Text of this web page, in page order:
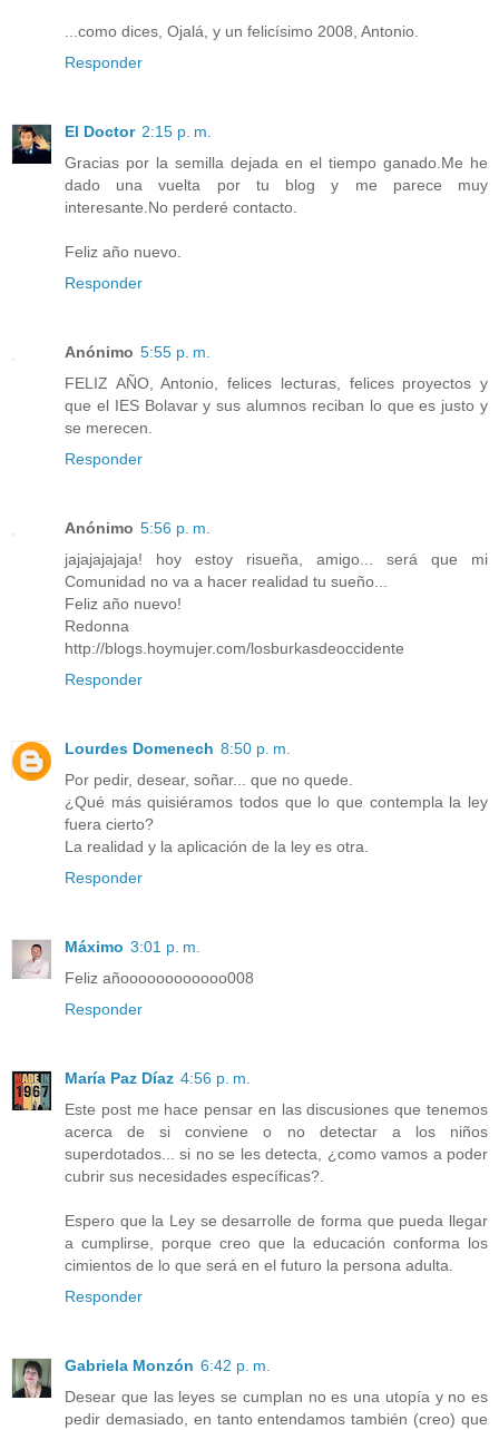
...como dices, Ojalá, y un felicísimo 2008, Antonio.
Responder
El Doctor 2:15 p. m.
Gracias por la semilla dejada en el tiempo ganado.Me he
dado una vuelta por tu blog y me parece muy
interesante.No perderé contacto.
Feliz año nuevo.
Responder
Anónimo 5:55 p. m.
FELIZ AÑO, Antonio, felices lecturas, felices proyectos y
que el IES Bolavar y sus alumnos reciban lo que es justo y
se merecen.
Responder
Anónimo 5:56 p. m.
jajajajajaja! hoy estoy risueña, amigo... será que mi
Comunidad no va a hacer realidad tu sueño...
Feliz año nuevo!
Redonna
http://blogs.hoymujer.com/losburkasdeoccidente
Responder
Lourdes Domenech 8:50 p. m.
Por pedir, desear, soñar... que no quede.
¿Qué más quisiéramos todos que lo que contempla la ley
fuera cierto?
La realidad y la aplicación de la ley es otra.
Responder
Máximo 3:01 p. m.
Feliz añoooooooooooo008
Responder
María Paz Díaz 4:56 p. m.
Este post me hace pensar en las discusiones que tenemos
acerca de si conviene o no detectar a los niños
superdotados... si no se les detecta, ¿como vamos a poder
cubrir sus necesidades específicas?.
Espero que la Ley se desarrolle de forma que pueda llegar
a cumplirse, porque creo que la educación conforma los
cimientos de lo que será en el futuro la persona adulta.
Responder
Gabriela Monzón 6:42 p. m.
Desear que las leyes se cumplan no es una utopía y no es
pedir demasiado, en tanto entendamos también (creo) que